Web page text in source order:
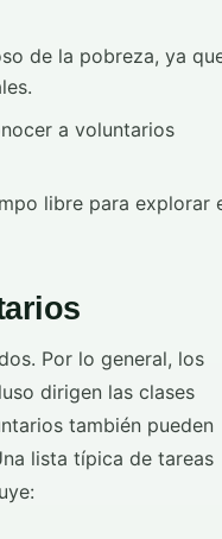
de la pobreza, ya
a voluntarios
libre para explorar
Por lo general, los
dirigen las clases
también pueden
lista típica de tareas